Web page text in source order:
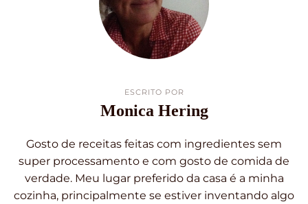
ESCRITO POR
Monica Hering
Gosto de receitas feitas com ingredientes sem
super processamento e com gosto de comida de
verdade. Meu lugar preferido da casa é a minha
cozinha, principalmente se estiver inventando algo